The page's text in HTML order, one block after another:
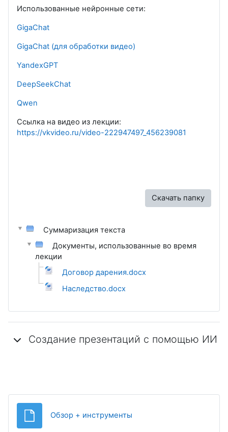
Использованные нейронные сети:
GigaChat
GigaChat (для обработки видео)
YandexGPT
DeepSeekChat
Qwen
Ссылка на видео из лекции:
https://vkvideo.ru/video-222947497_456239081
Скачать папку
Суммаризация текста
Документы, использованные во время
лекции
Договор дарения.docx
Наследство.docx
Создание презентаций с помощью ИИ
Обзор + инструменты